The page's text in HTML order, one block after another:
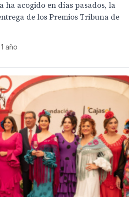
ha acogido en días pasados, la
de los Premios Tribuna de
año